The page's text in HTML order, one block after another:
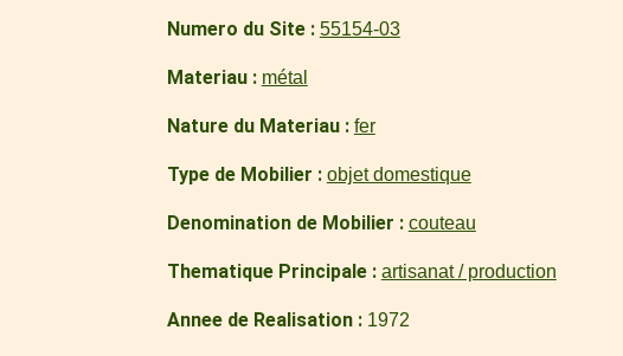
Numero du Site 55154-03
Materiau métal
Nature du Materiau fer
Type de Mobilier objet domestique
Denomination de Mobilier couteau
Thematique Principale artisanat / production
Annee de Realisation 1972